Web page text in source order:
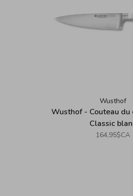
Wusthof
Wusthof - Couteau du
Classic
164,95$CA